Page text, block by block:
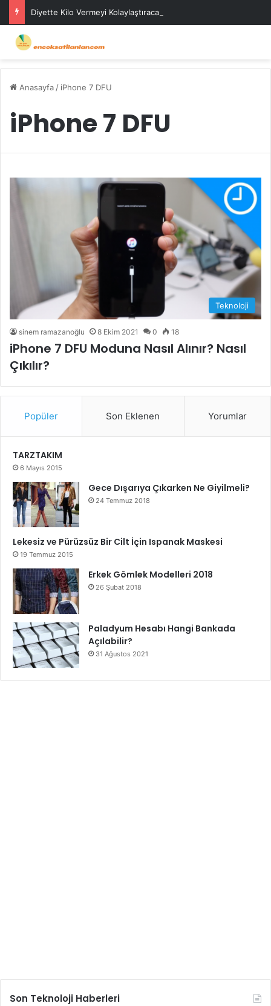
Diyette Kilo Vermeyi Kolaylaştıracak Günlük Stratejiler
Anasayfa / iPhone 7 DFU
iPhone 7 DFU
Teknoloji
sinem ramazanoğlu 8 Ekim 2021 0 18
iPhone 7 DFU Moduna Nasıl Alınır? Nasıl
Çıkılır?
Popüler Son Eklenen Yorumlar
TARZTAKIM
6 Mayıs 2015
Gece Dışarıya Çıkarken Ne Giyilmeli?
24 Temmuz 2018
Lekesiz ve Pürüzsüz Bir Cilt İçin Ispanak Maskesi
19 Temmuz 2015
Erkek Gömlek Modelleri 2018
26 Şubat 2018
Paladyum Hesabı Hangi Bankada
Açılabilir?
31 Ağustos 2021
Son Teknoloji Haberleri